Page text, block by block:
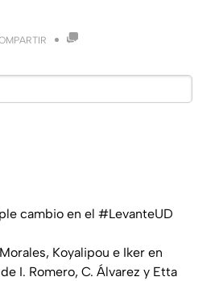
cambio en el #LevanteUD
Koyalipou e Iker en
I. Romero, C. Álvarez y Etta